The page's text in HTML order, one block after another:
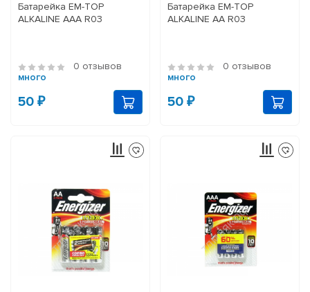
Батарейка EM-TOP
ALKALINE ААA R03
0 отзывов
много
50 ₽
Батарейка EM-TOP
ALKALINE АА R03
0 отзывов
много
50 ₽